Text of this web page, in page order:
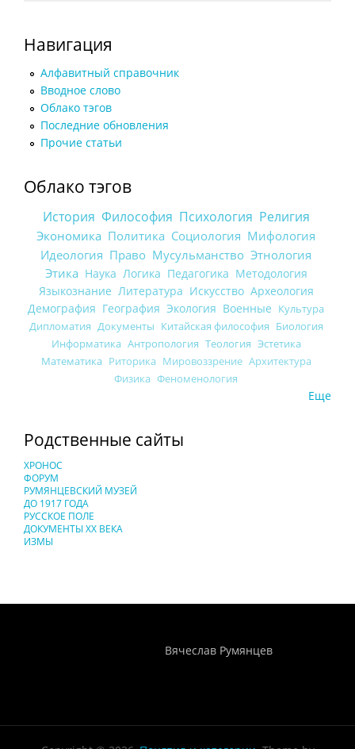
Навигация
Алфавитный справочник
Вводное слово
Облако тэгов
Последние обновления
Прочие статьи
Облако тэгов
История Философия Психология Религия
Экономика Политика Социология Мифология
Идеология Право Мусульманство Этнология
Этика Наука Логика Педагогика Методология
Языкознание Литература Искусство Археология
Демография География Экология Военные Культура
Дипломатия Документы Китайская философия Биология
Информатика Антропология Теология Эстетика
Математика Риторика Мировоззрение Архитектура
Физика Феноменология
Еще
Родственные сайты
ХРОНОС
ФОРУМ
РУМЯНЦЕВСКИЙ МУЗЕЙ
ДО 1917 ГОДА
РУССКОЕ ПОЛЕ
ДОКУМЕНТЫ XX ВЕКА
ИЗМЫ
Вячеслав Румянцев